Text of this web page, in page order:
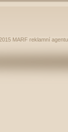
MARF reklamní